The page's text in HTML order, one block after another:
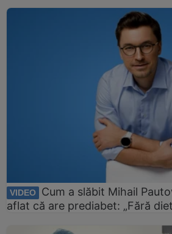
VIDEO
Cum a slăbit Mihail
aflat că are prediabet: „Fără